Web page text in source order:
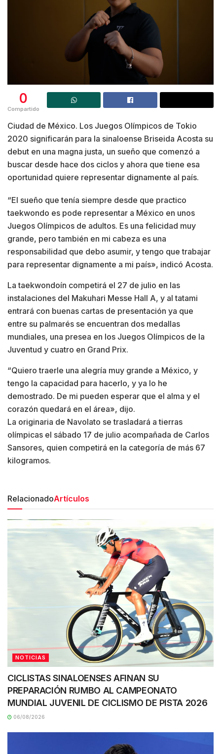
0
Compartido
Ciudad de México. Los Juegos Olímpicos de Tokio
2020 significarán para la sinaloense Briseida Acosta su
debut en una magna justa, un sueño que comenzó a
buscar desde hace dos ciclos y ahora que tiene esa
oportunidad quiere representar dignamente al país.
“El sueño que tenía siempre desde que practico
taekwondo es pode representar a México en unos
Juegos Olímpicos de adultos. Es una felicidad muy
grande, pero también en mi cabeza es una
responsabilidad que debo asumir, y tengo que trabajar
para representar dignamente a mi país», indicó Acosta.
La taekwondoín competirá el 27 de julio en las
instalaciones del Makuhari Messe Hall A, y al tatami
entrará con buenas cartas de presentación ya que
entre su palmarés se encuentran dos medallas
mundiales, una presea en los Juegos Olímpicos de la
Juventud y cuatro en Grand Prix.
“Quiero traerle una alegría muy grande a México, y
tengo la capacidad para hacerlo, y ya lo he
demostrado. De mi pueden esperar que el alma y el
corazón quedará en el área», dijo.
La originaria de Navolato se trasladará a tierras
olímpicas el sábado 17 de julio acompañada de Carlos
Sansores, quien competirá en la categoría de más 67
kilogramos.
RelacionadoArtículos
NOTICIAS
CICLISTAS SINALOENSES AFINAN SU
PREPARACIÓN RUMBO AL CAMPEONATO
MUNDIAL JUVENIL DE CICLISMO DE PISTA 2026
06/08/2026